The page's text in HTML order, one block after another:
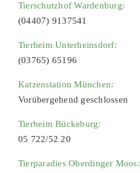
Tierschutzhof Wardenburg:
(04407) 9137541
Tierheim Unterheinsdorf:
(03765) 65196
Katzenstation München:
Vorübergehend geschlossen
Tierheim Bückeburg:
05 722/52 20
Tierparadies Oberdinger Moos: